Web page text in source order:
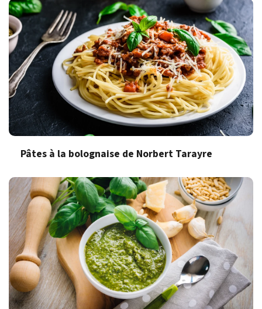
Pâtes à la bolognaise de Norbert Tarayre